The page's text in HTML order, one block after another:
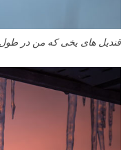
قندیل های یخی که من در طول